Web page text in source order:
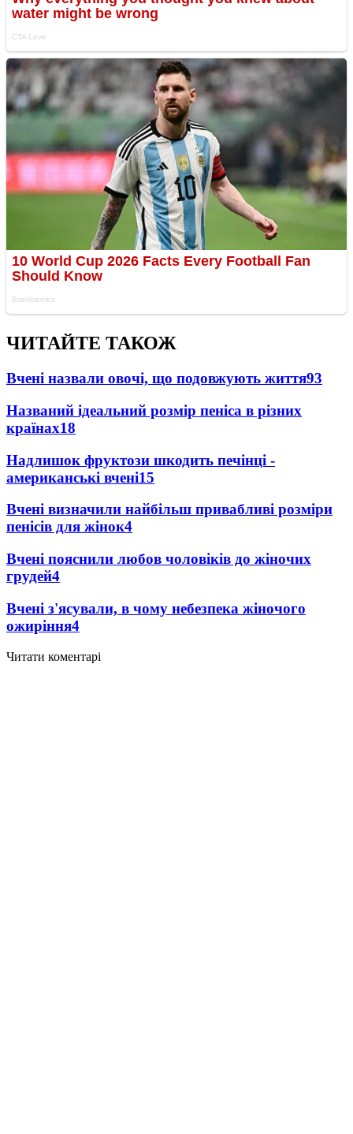
ЧИТАЙТЕ ТАКОЖ
Вчені назвали овочі, що подовжують життя93
Названий ідеальний розмір пеніса в різних
країнах18
Надлишок фруктози шкодить печінці -
американські вчені15
Вчені визначили найбільш привабливі розміри
пенісів для жінок4
Вчені пояснили любов чоловіків до жіночих
грудей4
Вчені з'ясували, в чому небезпека жіночого
ожиріння4
Читати коментарі